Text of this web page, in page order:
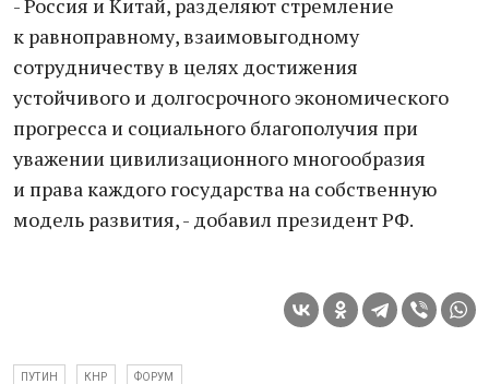
- Россия и Китай, разделяют стремление
к равноправному, взаимовыгодному
сотрудничеству в целях достижения
устойчивого и долгосрочного экономического
прогресса и социального благополучия при
уважении цивилизационного многообразия
и права каждого государства на собственную
модель развития, - добавил президент РФ.
ПУТИН КНР ФОРУМ